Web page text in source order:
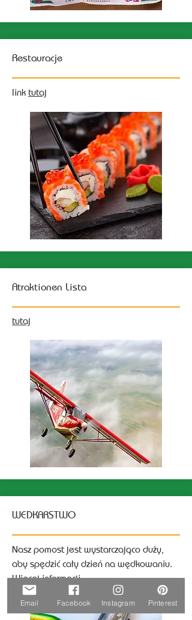
Restauracje
link tutaj
Atraktionen Lista
tutaj
WEDKARSTWO
Nasz pomost jest wystarczająco duży,
aby spędzić cały dzień na wędkowaniu.
Więcej informacji
more info
Email Facebook Instagram Pinterest